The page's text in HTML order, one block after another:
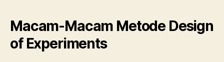
Macam-Macam Metode Design
of Experiments